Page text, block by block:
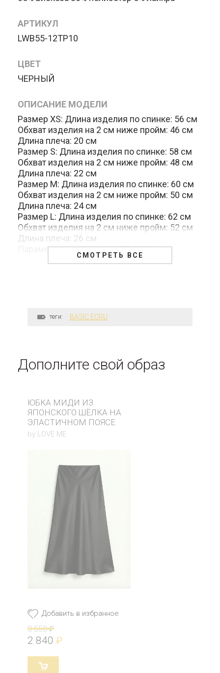
АРТИКУЛ
LWB55-12TP10
ЦВЕТ
ЧЕРНЫЙ
ОПИСАНИЕ МОДЕЛИ
Размер XS: Длина изделия по спинке: 56 см
Обхват изделия на 2 см ниже пройм: 46 см
Длина плеча: 20 см
Размер S: Длина изделия по спинке: 58 см
Обхват изделия на 2 см ниже пройм: 48 см
Длина плеча: 22 см
Размер M: Длина изделия по спинке: 60 см
Обхват изделия на 2 см ниже пройм: 50 см
Длина плеча: 24 см
Размер L: Длина изделия по спинке: 62 см
Обхват изделия на 2 см ниже пройм: 52 см
Длина плеча: 26 см
Параметры модели: 169/75/58/89 см
СМОТРЕТЬ ВСЕ
теги: BASIC ECRU
Дополните свой образ
ЮБКА МИДИ ИЗ
ЯПОНСКОГО ШЁЛКА НА
ЭЛАСТИЧНОМ ПОЯСЕ
by LOVE ME
Добавить в избранное
3 550 ₽
2 840 ₽